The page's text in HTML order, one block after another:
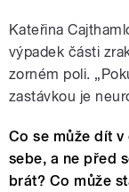
Kateřina
výpadek části
zorném poli.
zastávkou je
Co se může dít
sebe, a ne před
brát? Co může